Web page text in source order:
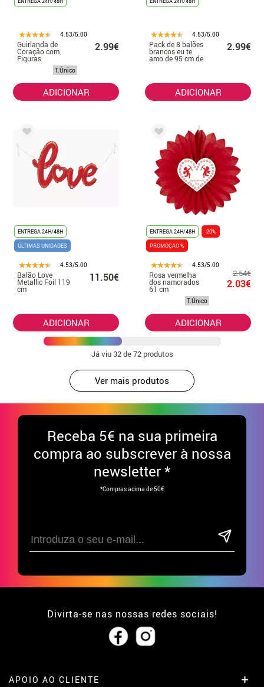
4.53/5.00
Guirlanda de
Coração com
Figuras
Retardantes de
Chamas de 4
2.99€
T.Único
ADICIONAR
4.53/5.00
Pack de 8 balões
brancos eu te
amo de 95 cm de
2.99€
ADICIONAR
ENTREGA 24H/48H
ÚLTIMAS UNIDADES
4.53/5.00
Balão Love
Metallic Foil 119
cm
11.50€
ADICIONAR
ENTREGA 24H/48H
-20%
PROMOÇAO %
4.53/5.00
Rosa vermelha
dos namorados
61 cm
2.54€
2.03€
T.Único
ADICIONAR
Já viu32de 72 produtos
Ver mais produtos
Receba 5€ na sua primeira
compra ao subscrever à nossa
newsletter *
*Compras acima de 50€
Divirta-se nas nossas redes sociais!
APOIO AO CLIENTE